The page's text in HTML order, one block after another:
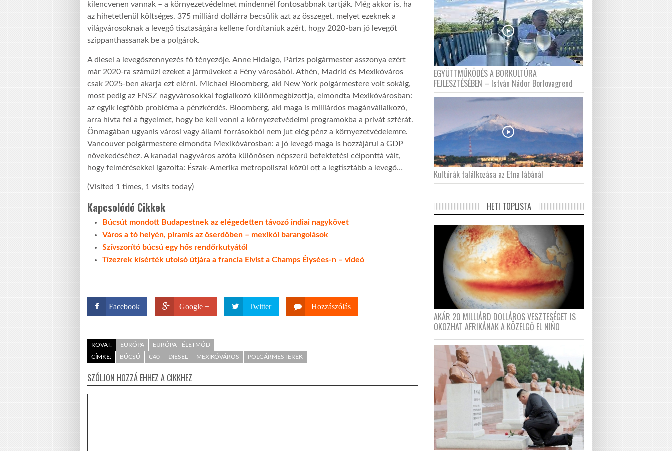
kilencvenen vannak – a környezetvédelmet mindennél fontosabbnak tartják. Még akkor is, ha
az hihetetlenül költséges. 375 milliárd dollárra becsülik azt az összeget, melyet ezeknek a
világvárosoknak a levegő tisztaságára kellene fordítaniuk azért, hogy 2020-ban jó levegőt
szippanthassanak be a polgárok.
A diesel a levegőszennyezés fő tényezője. Anne Hidalgo, Párizs polgármester asszonya ezért
már 2020-ra száműzi ezeket a járműveket a Fény városából. Athén, Madrid és Mexikóváros
csak 2025-ben akarja ezt elérni. Michael Bloomberg, aki New York polgármestere volt sokáig,
most pedig az ENSZ nagyvárosokkal foglalkozó különmegbízottja, elmondta Mexikóvárosban:
az egyik legfőbb probléma a pénzkérdés. Bloomberg, aki maga is milliárdos magánvállalkozó,
arra hívta fel a figyelmet, hogy be kell vonni a környezetvédelmi programokba a privát szférát.
Önmagában ugyanis városi vagy állami forrásokból nem jut elég pénz a környezetvédelemre.
Vancouver polgármestere elmondta Mexikóvárosban: a jó levegő maga is hozzájárul a GDP
növekedéséhez. A kanadai nagyváros azóta különösen népszerű befektetési célponttá vált,
hogy felmérésekkel igazolta: Észak-Amerika metropoliszai közül ott a legtisztább a levegő…
(Visited 1 times, 1 visits today)
Kapcsolódó Cikkek
Búcsút mondott Budapestnek az elégedetten távozó indiai nagykövet
Város a tó helyén, piramis az őserdőben – mexikói barangolások
Szívszorító búcsú egy hős rendőrkutyától
Tízezrek kísérték utolsó útjára a francia Elvist a Champs Élysées-n – videó
Facebook Google + Twitter Hozzászólás
ROVAT: EURÓPA
EURÓPA - ÉLETMÓD
CÍMKE:
BÚCSÚ C40 DIESEL MEXIKÓVÁROS POLGÁRMESTEREK
SZÓLJON HOZZÁ EHHEZ A CIKKHEZ
EGYÜTTMŰKÖDÉS A BORKULTÚRA
FEJLESZTÉSÉBEN – István Nádor Borlovagrend
Kultúrák találkozása az Etna lábánál
HETI TOPLISTA
AKÁR 20 MILLIÁRD DOLLÁROS VESZTESÉGET IS
OKOZHAT AFRIKÁNAK A KÖZELGŐ EL NIÑO